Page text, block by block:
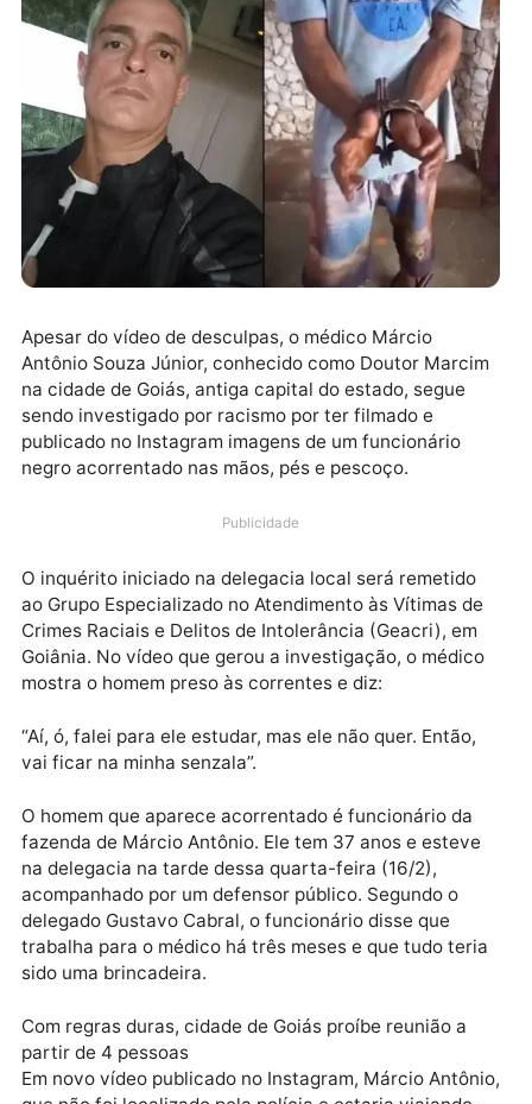
Apesar do vídeo de desculpas, o médico Márcio
Antônio Souza Júnior, conhecido como Doutor
sendo investigado por racismo por ter filmado e
negro acorrentado nas mãos, pés e pescoço.
Publicidade
ao Grupo Especializado no Atendimento às Vítimas
Crimes Raciais e Delitos de Intolerância (Geacri), em
mostra o homem preso às correntes e diz:
“Aí, ó, falei para ele estudar, mas ele não quer. Então,
vai ficar na minha senzala”.
O homem que aparece acorrentado é funcionário da
na delegacia na tarde dessa quarta-feira (16/2),
acompanhado por um defensor público. Segundo o
delegado Gustavo Cabral, o funcionário disse que